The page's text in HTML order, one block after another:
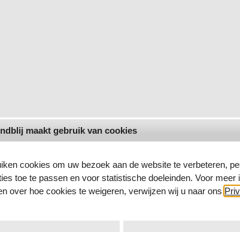
Nederland)
21 t.n.v. Wica V.O.F. te Enschede.
maakt gebruik van cookies
cookies om uw bezoek aan de website te verbeteren,
toe te passen en voor statistische doeleinden. Voor meer
over hoe cookies te weigeren, verwijzen wij u naar ons